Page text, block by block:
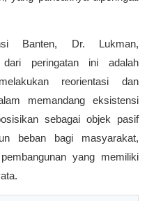
Banten, Dr. Lukman,
peringatan ini adalah
reorientasi dan
memandang eksistensi
sebagai objek pasif
beban bagi masyarakat,
yang memiliki